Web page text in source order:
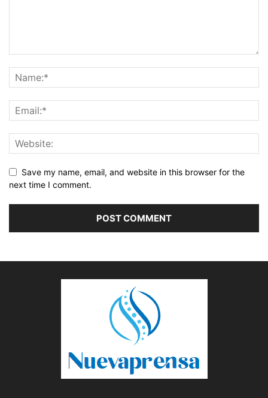
Save my name, email, and website in this browser for the
next time I comment.